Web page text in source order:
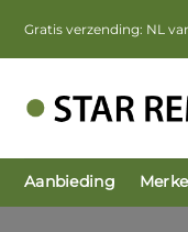
naar
Gratis verzending: NL
Aanbieding